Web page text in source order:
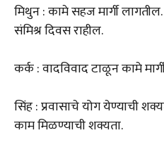
मिथुन : कामे सहज मार्गी
संमिश्र दिवस राहील.
कर्क : वादविवाद टाळून कामे
सिंह : प्रवासाचे योग येण्याची
काम मिळण्याची शक्यता.